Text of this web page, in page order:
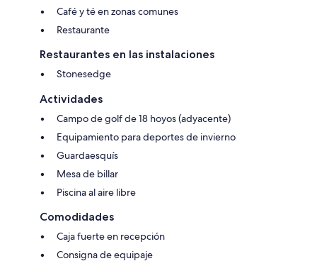
Café y té en zonas comunes
Restaurante
Restaurantes en las instalaciones
Stonesedge
Actividades
Campo de golf de 18 hoyos (adyacente)
Equipamiento para deportes de invierno
Guardaesquís
Mesa de billar
Piscina al aire libre
Comodidades
Caja fuerte en recepción
Consigna de equipaje